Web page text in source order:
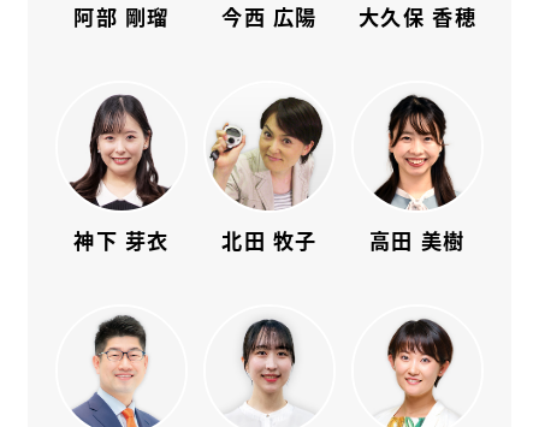
阿部 剛瑠 今西 広陽 大久保 香穂
神下 芽衣 北田 牧子 高田 美樹